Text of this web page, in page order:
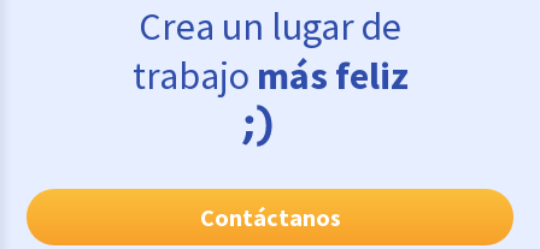
Crea un lugar de
trabajo más feliz
Contáctanos